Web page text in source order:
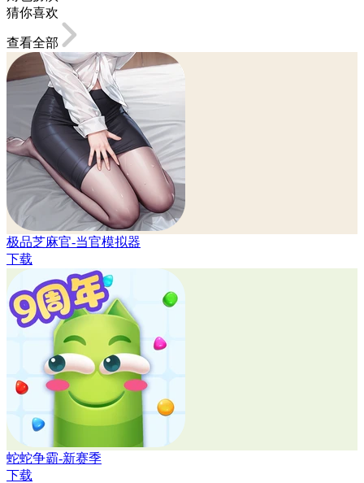
猜你喜欢
查看全部
极品芝麻官-当官模拟器
下载
蛇蛇争霸-新赛季
下载